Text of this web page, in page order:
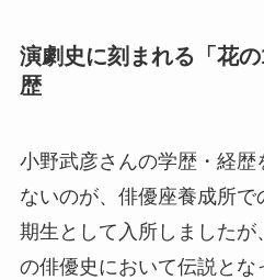
演劇史に刻まれる「花
歴
小野武彦さんの学歴・経
ないのが、俳優座養成所
期生として入所しましたが
の俳優史において伝説と